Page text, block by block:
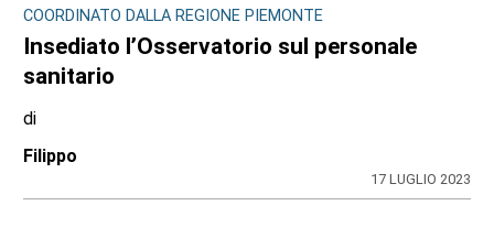
COORDINATO DALLA REGIONE PIEMONTE
Insediato l’Osservatorio sul personale
sanitario
di
Filippo
17 LUGLIO 2023